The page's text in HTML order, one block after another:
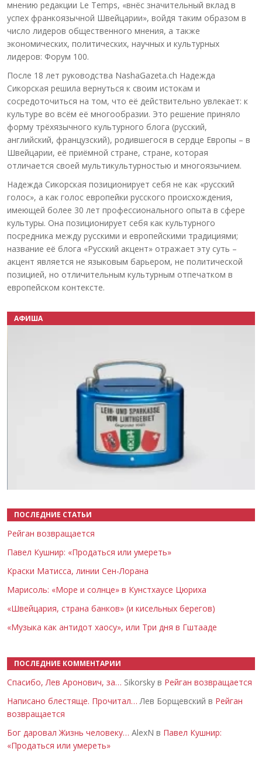
мнению редакции Le Temps, «внёс значительный вклад в
успех франкоязычной Швейцарии», войдя таким образом в
число лидеров общественного мнения, а также
экономических, политических, научных и культурных
лидеров: Форум 100.
После 18 лет руководства NashaGazeta.ch Надежда
Сикорская решила вернуться к своим истокам и
сосредоточиться на том, что её действительно увлекает: к
культуре во всём её многообразии. Это решение приняло
форму трёхязычного культурного блога (русский,
английский, французский), родившегося в сердце Европы – в
Швейцарии, её приёмной стране, стране, которая
отличается своей мультикультурностью и многоязычием.
Надежда Сикорская позиционирует себя не как «русский
голос», а как голос европейки русского происхождения,
имеющей более 30 лет профессионального опыта в сфере
культуры. Она позиционирует себя как культурного
посредника между русскими и европейскими традициями;
название её блога «Русский акцент» отражает эту суть –
акцент является не языковым барьером, не политической
позицией, но отличительным культурным отпечатком в
европейском контексте.
АФИША
ПОСЛЕДНИЕ СТАТЬИ
Рейган возвращается
Павел Кушнир: «Продаться или умереть»
Краски Матисса, линии Сен-Лорана
Марисоль: «Море и солнце» в Кунстхаусе Цюриха
«Швейцария, страна банков» (и кисельных берегов)
«Музыка как антидот хаосу», или Три дня в Гштааде
ПОСЛЕДНИЕ КОММЕНТАРИИ
Спасибо, Лев Аронович, за… Sikorsky в Рейган возвращается
Написано блестяще. Прочитал… Лев Борщевский в Рейган
возвращается
Бог даровал Жизнь человеку… AlexN в Павел Кушнир:
«Продаться или умереть»